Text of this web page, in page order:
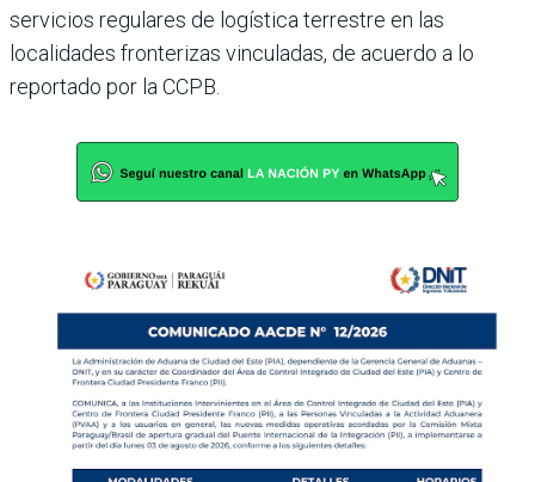
servicios regulares de logística terrestre en las
localidades fronterizas vinculadas, de acuerdo a lo
reportado por la CCPB.